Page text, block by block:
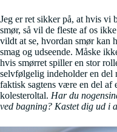
Jeg er ret sikker på, at hvis vi
smør, så vil de fleste af os
vildt at se, hvordan smør kan
smag og udseende. Måske
hvis smørret spiller en stor
selvfølgelig indeholder en del
faktisk sagtens være en del af
kolesteroltal. Har du
ved bagning? Kastet dig ud i